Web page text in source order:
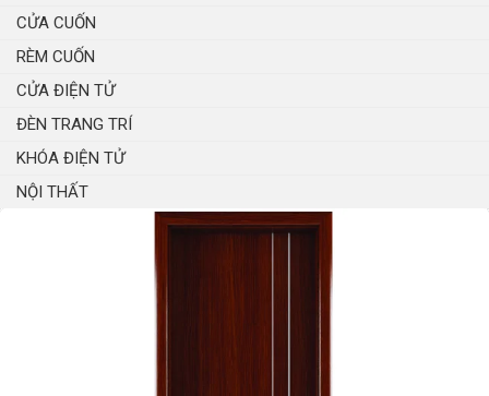
CỬA CUỐN
RÈM CUỐN
CỬA ĐIỆN TỬ
ĐÈN TRANG TRÍ
KHÓA ĐIỆN TỬ
NỘI THẤT